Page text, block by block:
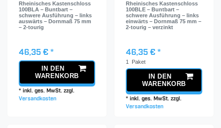
Rheinisches Kastenschloss
100BLA – Buntbart –
schwere Ausführung – links
auswärts – Dornmaß 75 mm
– 2-tourig
46,35 € *
IN DEN
WARENKORB
*inkl. ges. MwSt. zzgl.
Versandkosten
Rheinisches Kastenschloss
100BLE – Buntbart –
schwere Ausführung – links
einwärts – Dornmaß 75 mm –
2-tourig – verzinkt
46,35 € *
1 Paket
IN DEN
WARENKORB
*inkl. ges. MwSt. zzgl.
Versandkosten